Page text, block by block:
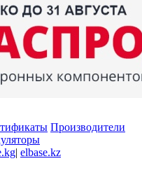
Производители
| elbase.kz